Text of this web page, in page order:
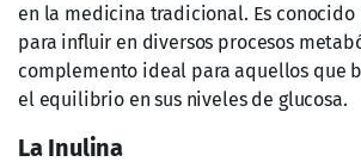
en la medicina tradicional. Es
para influir en diversos procesos
complemento ideal para aquellos que
el equilibrio en sus niveles de glucosa.
La Inulina